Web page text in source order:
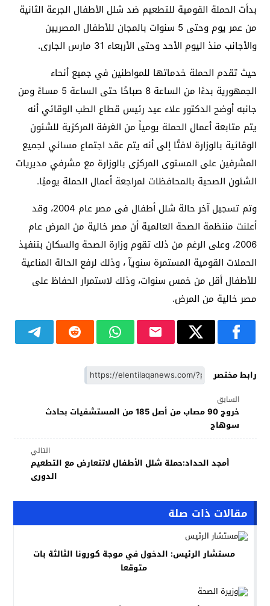
بدأت الحملة القومية للتطعيم ضد شلل الأطفال الجرعة الثانية
من عمر يوم وحتى 5 سنوات بالمجان للأطفال المصريين
والأجانب منذ اليوم الأحد وحتى الأربعاء 31 مارس الجارى.
حيث تقدم الحملة خدماتها للمواطنين في جميع أنحاء
الجمهورية بدءًا من الساعة 8 صباحًا حتى الساعة 5 مساءً ومن
جانبه أوضح الدكتور علاء عيد رئيس قطاع الطب الوقائي أنه
يتم متابعة أعمال الحملة يومياً من الغرفة المركزية للشئون
الوقائية بالوزارة لافتًا إلى أنه يتم عقد اجتماع مسائي لجميع
المشرفين على المستوى المركزى بالوزارة مع مشرفي مديريات
الشئون الصحية بالمحافظات لمراجعة أعمال الحملة يوميًا.
وتم تسجيل آخر حالة شلل أطفال فى مصر عام 2004، وقد
أعلنت مننظمة الصحة العالمية أن مصر خالية من المرض عام
2006، وعلى الرغم من ذلك تقوم وزارة الصحة والسكان بتنفيذ
الحملات القومية المستمرة سنويآ ، وذلك لرفع الحالة المناعية
للأطفال أقل من خمس سنوات، وذلك لاستمرار الحفاظ على
مصر خالية من المرض.
رابط مختصر
السابق
خروج 90 مصاب من أصل 185 من المستشفيات بحادث
سوهاج
التالي
أمجد الحداد:حملة شلل الأطفال لاتتعارض مع التطعيم
الدورى
مقالات ذات صلة
مستشار الرئيس: الدخول في موجة كورونا الثالثة بات
متوقعا